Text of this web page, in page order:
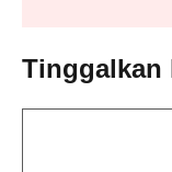
Tinggalkan